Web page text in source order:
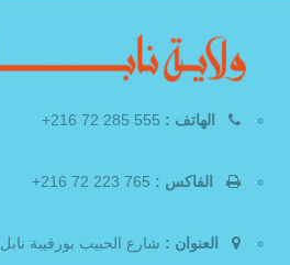
الهاتف :
الفاكس :
العنوان : شارع الحبيب بورقيبة نابل 8000